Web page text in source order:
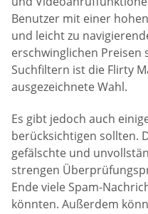
Benutzer mit einer
und leicht zu
erschwinglichen
Suchfiltern ist die Flirty
ausgezeichnete Wahl.
Es gibt jedoch auch
berücksichtigen sollten.
gefälschte und
strengen
Ende viele Spam-
könnten. Außerdem